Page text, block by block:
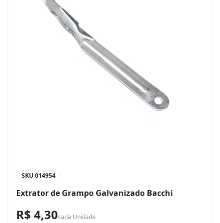
SKU 014954
Extrator de Grampo Galvanizado Bacchi
R$ 4,30cada Unidade